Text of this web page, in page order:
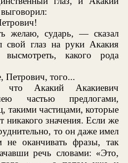
желаю, сударь, — сказал
свой глаз на руки Акакия
высмотреть, какого рода
Петрович, того...
Акакий Акакиевич
частью предлогами,
такими частицами, которые
никакого значения. Если же
то он даже имел
не оканчивать фразы, так
речь словами: «Это,